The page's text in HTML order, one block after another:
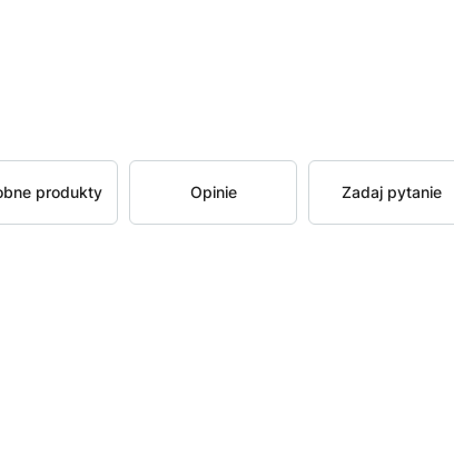
produkty Opinie Zadaj pytanie